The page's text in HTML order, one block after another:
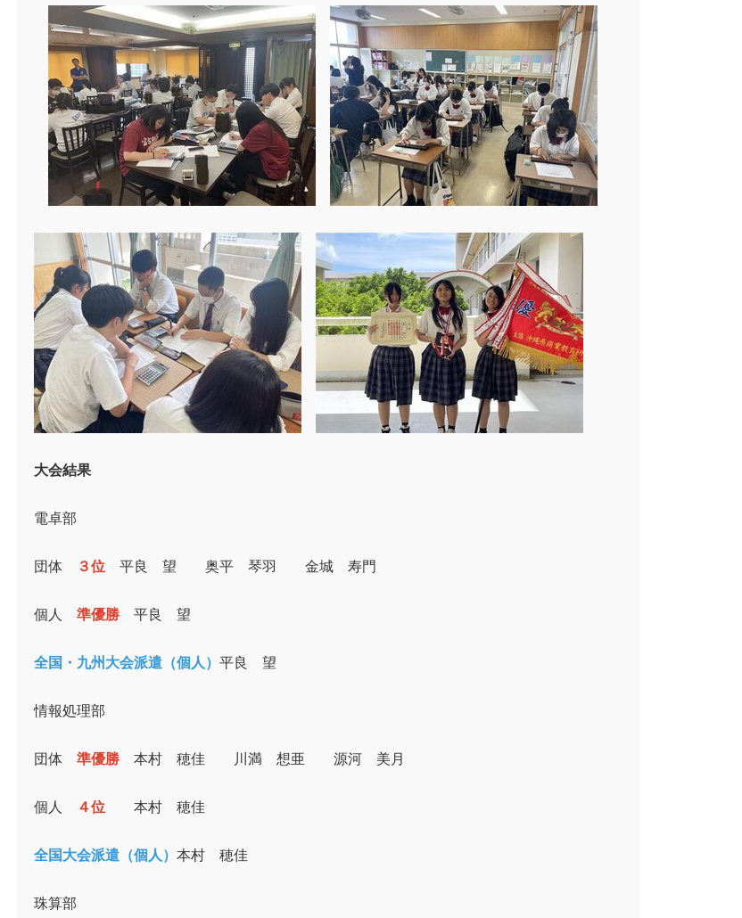
大会結果
電卓部
団体 ３位 平良 望 奥平 琴羽 金城 寿門
個人 準優勝 平良 望
全国・九州大会派遣（個人） 平良 望
情報処理部
団体 準優勝 本村 穂佳 川満 想亜 源河 美月
個人 ４位 本村 穂佳
全国大会派遣（個人） 本村 穂佳
珠算部